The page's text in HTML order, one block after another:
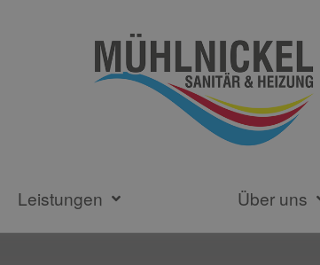
Leistungen Über uns